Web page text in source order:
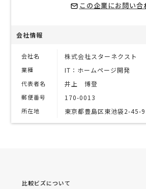
この企業にお問い合
会社情報
会社名 株式会社スターネクスト
業種 IT：ホームページ開発
代表者名 井上 博登
郵便番号 170-0013
所在地 東京都豊島区東池袋2-
比較ビズについて